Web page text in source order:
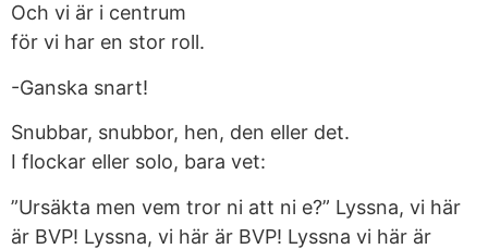
Och vi är i centrum
för vi har en stor roll.
-Ganska snart!
Snubbar, snubbor, hen, den eller det.
I flockar eller solo, bara vet:
”Ursäkta men vem tror ni att ni e?” Lyssna, vi här
är BVP! Lyssna, vi här är BVP! Lyssna vi här är